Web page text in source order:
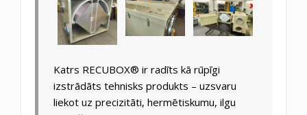
Katrs RECUBOX® ir radīts kā rūpīgi
izstrādāts tehnisks produkts – uzsvaru
liekot uz precizitāti, hermētiskumu, ilgu